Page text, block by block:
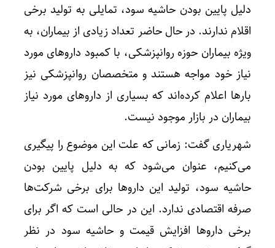
دلیل پایین بودن حاشیه سود، تمایلی به تولید برخی
اقلام ندارند. در حال حاضر تعداد زیادی از بیماران، به‌
ویژه بیماران حوزه روانپزشکی، با کمبود داروهای مورد
نیاز خود مواجه هستند و متخصصان روانپزشکی نیز
بارها اعلام کرده‌اند که بسیاری از داروهای مورد نیاز
بیماران در بازار موجود نیست.
شهریاری گفت: زمانی که علت این موضوع را پیگیری
می‌کنیم، عنوان می‌شود که به دلیل پایین بودن
حاشیه سود، تولید این داروها برای برخی شرکت‌ها
صرفه اقتصادی ندارد. این در حالی است که اگر برای
برخی داروها افزایش قیمت و حاشیه سود در نظر